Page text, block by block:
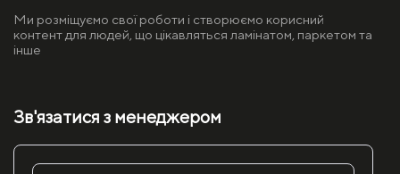
Ми розміщуємо свої роботи і створюємо корисний
контент для людей, що цікавляться ламінатом, паркетом та
інше
Зв'язатися з менеджером